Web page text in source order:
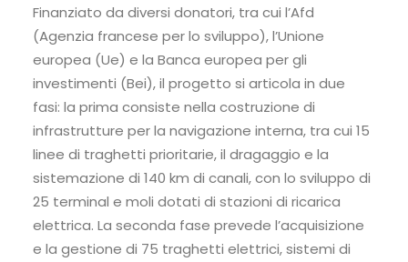
Finanziato da diversi donatori, tra cui l’Afd
(Agenzia francese per lo sviluppo), l’Unione
europea (Ue) e la Banca europea per gli
investimenti (Bei), il progetto si articola in due
fasi: la prima consiste nella costruzione di
infrastrutture per la navigazione interna, tra cui 15
linee di traghetti prioritarie, il dragaggio e la
sistemazione di 140 km di canali, con lo sviluppo di
25 terminal e moli dotati di stazioni di ricarica
elettrica. La seconda fase prevede l’acquisizione
e la gestione di 75 traghetti elettrici, sistemi di